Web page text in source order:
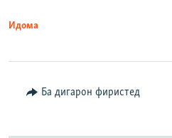
Идома
Ба дигарон фиристед